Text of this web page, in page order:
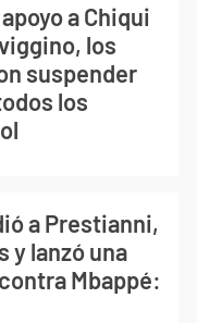
a Chiqui
los
suspender
los
a Prestianni,
y lanzó una
Mbappé: